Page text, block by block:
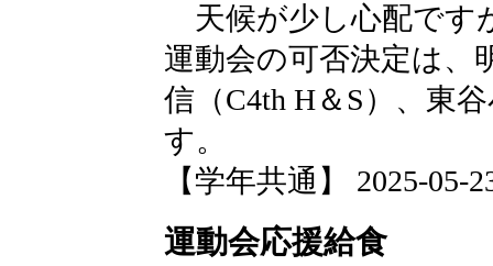
天候が少し心配です
運動会の可否決定は、
信（C4th H＆S）、東
す。
【学年共通】 2025-05-
運動会応援給食